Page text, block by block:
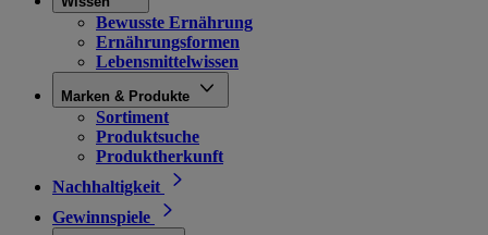
Bewusste Ernährung
Ernährungsformen
Lebensmittelwissen
Marken & Produkte
Sortiment
Produktsuche
Produktherkunft
Nachhaltigkeit
Gewinnspiele